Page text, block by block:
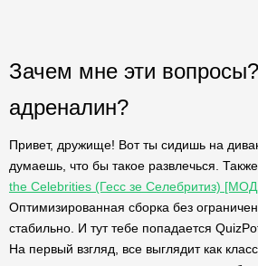
Зачем мне эти
адреналин?
Привет, дружище! Вот ты сидишь на
думаешь, что бы такое развлечься.
the Celebrities (Гесс зе Селебритиз) [МОД
Оптимизированная сборка без
стабильно. И тут тебе попадается
На первый взгляд, все выглядит как